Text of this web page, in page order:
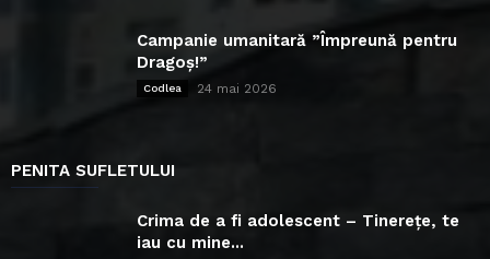
Campanie umanitară ”Împreună pentru
Dragoș!”
Codlea 24 mai 2026
PENITA SUFLETULUI
Crima de a fi adolescent – Tinerețe, te
iau cu mine...